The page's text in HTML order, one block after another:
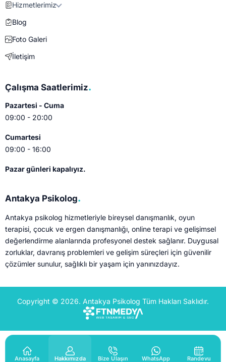
Hizmetlerimiz
Blog
Foto Galeri
İletişim
Çalışma Saatlerimiz.
Pazartesi - Cuma
09:00 - 20:00
Cumartesi
09:00 - 16:00
Pazar günleri kapalıyız.
Antakya Psikolog.
Antakya psikolog hizmetleriyle bireysel danışmanlık, oyun
terapisi, çocuk ve ergen danışmanlığı, online terapi ve gelişimsel
değerlendirme alanlarında profesyonel destek sağlanır. Duygusal
zorluklar, davranış problemleri ve gelişim süreçleri için güvenilir
çözümler sunulur, sağlıklı bir yaşam için yanınızdayız.
Copyright © 2026. Antakya Psikolog Tüm Hakları Saklıdır.
Anasayfa Hakkımızda Bize Ulaşın WhatsApp Randevu